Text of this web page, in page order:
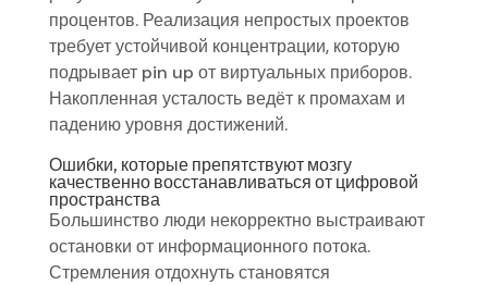
процентов. Реализация непростых проектов
требует устойчивой концентрации, которую
подрывает pin up от виртуальных приборов.
Накопленная усталость ведёт к промахам и
падению уровня достижений.
Ошибки, которые препятствуют мозгу
качественно восстанавливаться от цифровой
пространства
Большинство люди некорректно выстраивают
остановки от информационного потока.
Стремления отдохнуть становятся